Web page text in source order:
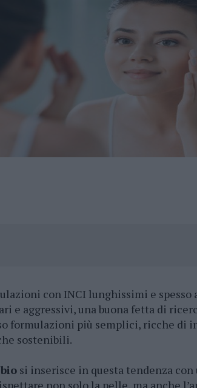
con INCI lunghissimi e
e aggressivi, una buona fetta di
formulazioni più semplici, ricche di
sostenibili.
si inserisce in questa tendenza con